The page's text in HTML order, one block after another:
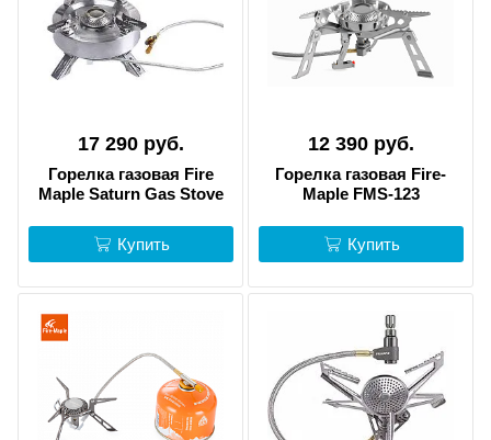
17 290 руб.
Горелка газовая Fire
Maple Saturn Gas Stove
Купить
12 390 руб.
Горелка газовая Fire-
Maple FMS-123
Купить